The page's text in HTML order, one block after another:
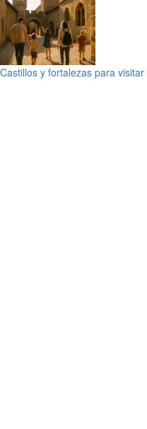
Castillos y fortalezas para